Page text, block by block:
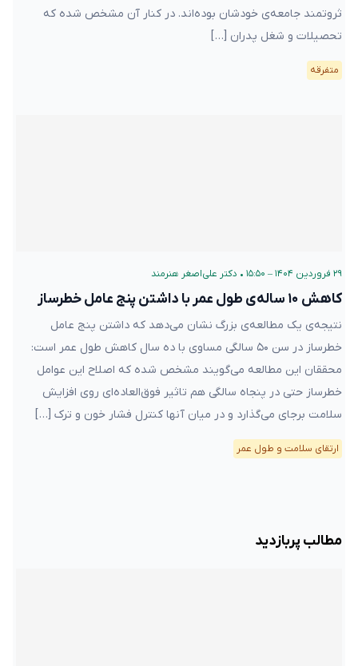
ثروتمند جامعه‌ی خودشان بوده‌اند. در کنار آن مشخص شده که
تحصیلات و شغل پدران […]
متفرقه
۲۹ فروردین ۱۴۰۴ – ۱۵:۵۰ • دکتر علی‌اصغر هنرمند
کاهش ‍۱۰ ساله‌ی طول عمر با داشتن پنج عامل خطرساز
نتیجه‌ی یک مطالعه‌ی بزرگ نشان می‌دهد که داشتن پنج عامل
خطرساز در سن ۵۰ سالگی مساوی با ده سال کاهش طول عمر است:
محققان این مطالعه می‌گویند مشخص شده که اصلاح این عوامل
خطرساز حتی در پنجاه سالگی هم تاثیر فوق‌العاده‌ای روی افزایش
سلامت برجای می‌گذارد و در میان آنها کنترل فشار خون و ترک […]
ارتقای سلامت و طول عمر
مطالب پربازدید